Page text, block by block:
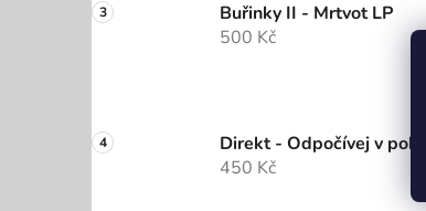
Buřinky II - Mrtvot LP
500 Kč
Direkt - Odpočívej v pokoji
450 Kč